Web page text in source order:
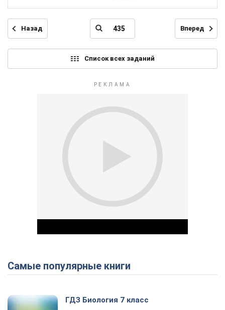
Назад Вперед
Список всех заданий
Play Video
Самые популярные книги
ГДЗ Биология 7 класс